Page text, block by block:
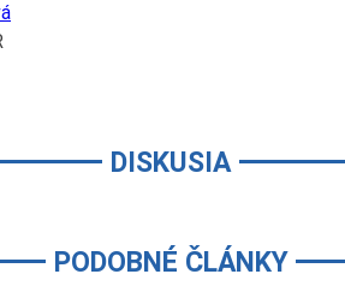
DISKUSIA
PODOBNÉ ČLÁNKY